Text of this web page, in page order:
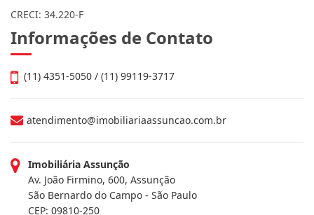
CRECI: 34.220-F
Informações de Contato
(11) 4351-5050 / (11) 99119-3717
atendimento@imobiliariaassuncao.com.br
Imobiliária Assunção
Av. João Firmino, 600, Assunção
São Bernardo do Campo - São Paulo
CEP: 09810-250